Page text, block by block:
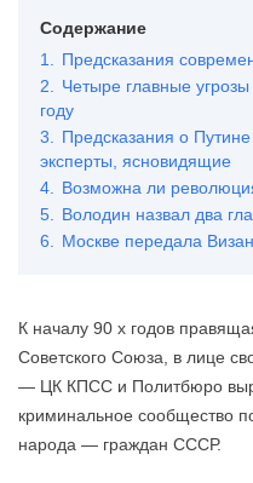
Содержание
1.
Предсказания
2.
Четыре главные
году
3.
Предсказания о
эксперты, ясновидящие
4.
Возможна ли
5.
Володин назвал два
6.
Москве передала
К началу 90 х годов
Советского Союза, в лице
— ЦК КПСС и Политбюро
криминальное сообщество
народа — граждан СССР.